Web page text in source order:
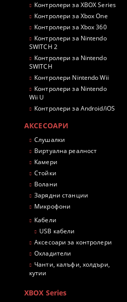
Контролери за XBOX Series
Контролери за Xbox One
Контролери за Xbox 360
Контролери за Nintendo
SWITCH 2
Контролери за Nintendo
SWITCH
Контролери Nintendo Wii
Контролери за Nintendo
Wii U
Контролери за Android/iOS
АКСЕСОАРИ
Слушалки
Виртуална реалност
Камери
Стойки
Волани
Зарядни станции
Микрофони
Кабели
USB кабели
Аксесоари за контролери
Охладители
Чанти, калъфи, холдъри,
кутии
XBOX Series